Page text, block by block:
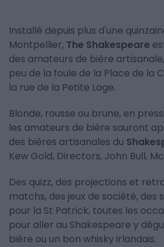
Installé depuis plus d'une
Montpellier, The Shakespeare
des amateurs de bière
peu de la foule de la Place de la
la rue de la Petite Loge.
Blonde, rousse ou brune, en
les amateurs de bière sauront
des bières artisanales du
Kew Gold, Directors, John Bull,
Des quizz, des projections et
matchs, des jeux de société, des
pour la St Patrick, toutes les
pour aller au Shakespeare y
bière ou un bon whisky irlandais.